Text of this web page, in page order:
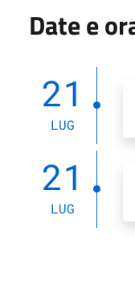
Date e
21
LUG
21
LUG